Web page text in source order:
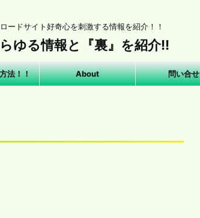
ードサイト好奇心を刺激する情報を紹介！！
ゆる情報と『裏』を紹介!!
法！！ About 問い合せ